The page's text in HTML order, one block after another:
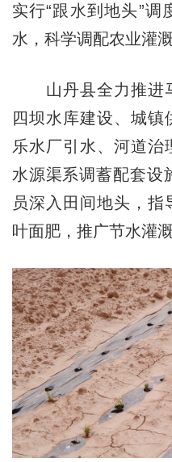
实行“跟水到地头”调
水，科学调配农业灌溉
山丹县全力推进马
四坝水库建设、城
乐水厂引水、河道治
水源渠系调蓄配套设
员深入田间地头，指
叶面肥，推广节水灌溉